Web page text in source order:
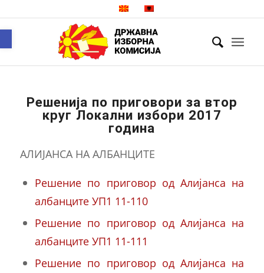
Решенија по приговори за втор
круг Локални избори 2017
година
АЛИЈАНСА НА АЛБАНЦИТЕ
Решение по приговор од Алијанса на
албанците УП1 11-110
Решение по приговор од Алијанса на
албанците УП1 11-111
Решение по приговор од Алијанса на
Open toolbar